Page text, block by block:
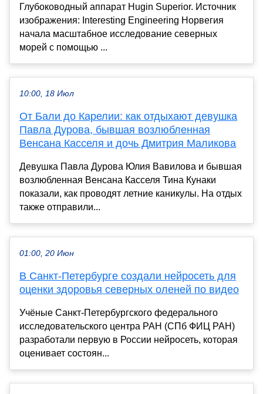
Глубоководный аппарат Hugin Superior. Источник
изображения: Interesting Engineering Норвегия
начала масштабное исследование северных
морей с помощью ...
10:00, 18 Июл
От Бали до Карелии: как отдыхают девушка
Павла Дурова, бывшая возлюбленная
Венсана Касселя и дочь Дмитрия Маликова
Девушка Павла Дурова Юлия Вавилова и бывшая
возлюбленная Венсана Касселя Тина Кунаки
показали, как проводят летние каникулы. На отдых
также отправили...
01:00, 20 Июн
В Санкт-Петербурге создали нейросеть для
оценки здоровья северных оленей по видео
Учёные Санкт-Петербургского федерального
исследовательского центра РАН (СПб ФИЦ РАН)
разработали первую в России нейросеть, которая
оценивает состоян...